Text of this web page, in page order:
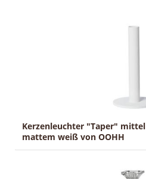
Kerzenleuchter "Taper"
mattem weiß von OOHH